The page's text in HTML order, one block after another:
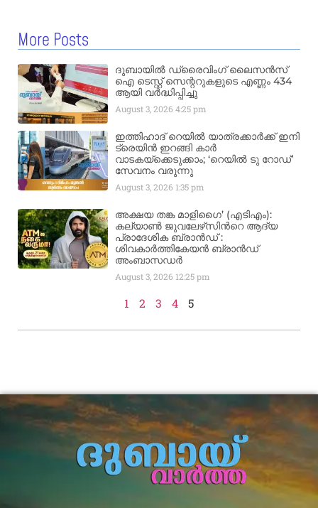
More Posts
ദുബായിൽ ഡ്രൈവിംഗ് ലൈസൻസ്
ഐ ടെസ്റ്റ് സെന്ററുകളുടെ എണ്ണം 434
ആയി വർദ്ധിപ്പിച്ചു
August 3, 20264:25 pm
ഇത്തിഹാദ് റെയിൽ യാത്രക്കാർക്ക് ഇനി
ട്രെയിൻ ഇറങ്ങി കാർ
വാടകയ്‌ക്കെടുക്കാം; ‘റെയിൽ ടു റോഡ്’
സേവനം വരുന്നു
August 3, 2026 1:35 pm
അക്ഷയ തങ്ക മാളിഗൈ’ (എടിഎം):
കല്യാണ്‍ ജുവലേഴ്‌സിന്‍റെ ആദ്യ
പ്രാദേശിക ബ്രാന്‍ഡ് :
ശിവകാര്‍ത്തികേയന്‍ ബ്രാന്‍ഡ്
അംബാസഡര്‍
August 3, 2026 12:25 pm
1 2 3 4 5